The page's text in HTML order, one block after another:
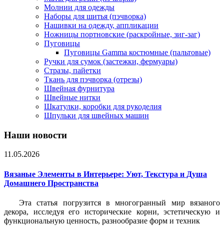
Молнии для одежды
Наборы для шитья (пэчворка)
Нашивки на одежду, аппликации
Ножницы портновские (раскройные, зиг-заг)
Пуговицы
Пуговицы Gamma костюмные (пальтовые)
Ручки для сумок (застежки, фермуары)
Стразы, пайетки
Ткань для пэчворка (отрезы)
Швейная фурнитура
Швейные нитки
Шкатулки, коробки для рукоделия
Шпульки для швейных машин
Наши новости
11.05.2026
Вязаные Элементы в Интерьере: Уют, Текстура и Душа
Домашнего Пространства
Эта статья погрузится в многогранный мир вязаного
декора, исследуя его исторические корни, эстетическую и
функциональную ценность, разнообразие форм и техник